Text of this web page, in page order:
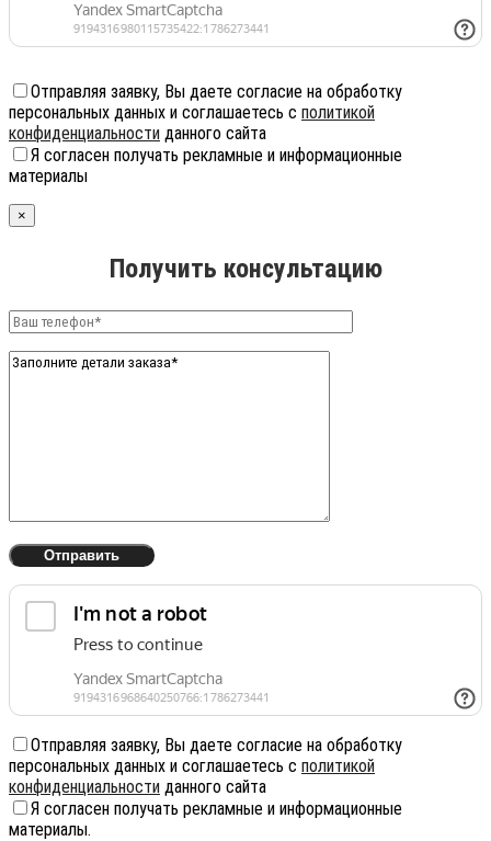
Отправляя заявку, Вы даете согласие на обработку
персональных данных и соглашаетесь с политикой
конфиденциальности данного сайта
Я согласен получать рекламные и информационные
материалы
×
Получить консультацию
Отправляя заявку, Вы даете согласие на обработку
персональных данных и соглашаетесь с политикой
конфиденциальности данного сайта
Я согласен получать рекламные и информационные
материалы.